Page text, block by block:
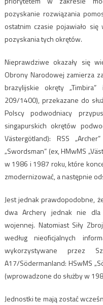
pozyskanie rozwiązania
ostatnim czasie pojawiało
pozyskania tych okrętów.
Nieprawdziwe okazały się
Obrony Narodowej zamierza
brazylijskie okręty
209/1400), przekazane do
Polscy podwodniacy
singapurskich okrętów
Västergötland): RSS
„Swordsman” (ex, HMwMS
w 1986 i 1987 roku, które
zmodernizować, a następnie
Jest jednak prawdopodobne,
dwa Archery jednak nie
wojennej. Natomiast Siły
według nieoficjalnych
wykorzystywane przez
A17/Södermanland: HSwMS
(wprowadzone do służby w
Jednostki te mają zostać